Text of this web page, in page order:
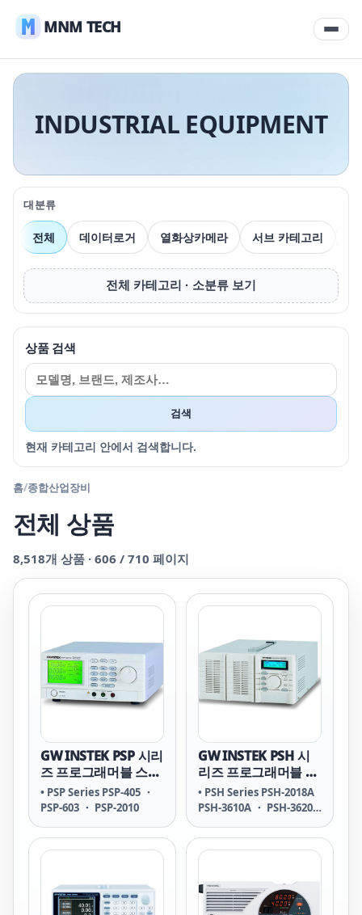
MNM TECH
INDUSTRIAL EQUIPMENT
대분류
전체 데이터로거 열화상카메라 서브 카테고리
전체 카테고리 · 소분류 보기
상품 검색
검색
현재 카테고리 안에서 검색합니다.
홈/종합산업장비
전체 상품
8,518개 상품 · 606 / 710 페이지
GW INSTEK PSP 시리
즈 프로그래머블 스위
칭 DC 전원공급기
• PSP Series PSP-405 ・
PSP-603 ・ PSP-2010
GW INSTEK PSH 시
리즈 프로그래머블 스
위칭 DC 전원공급기
• PSH Series PSH-2018A
PSH-3610A ・ PSH-3620A